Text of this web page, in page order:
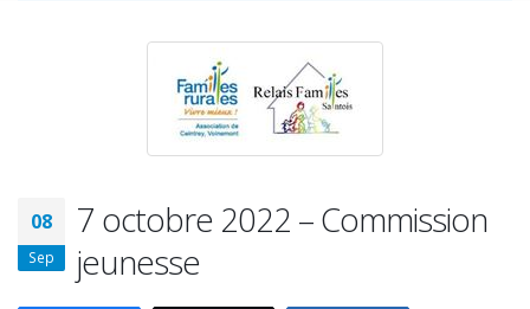
08
Sep
7 octobre 2022 – Commission
jeunesse